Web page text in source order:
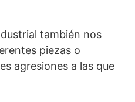
también nos
piezas o
agresiones a las que